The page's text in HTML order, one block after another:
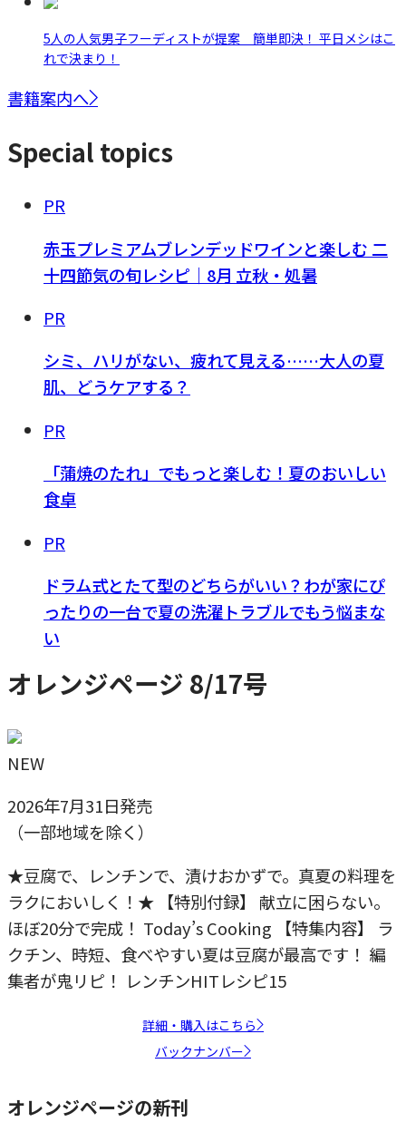
5人の人気男子フーディストが提案 簡単即決！ 平日メシはこ
れで決まり！
書籍案内へ
Special topics
PR
赤玉プレミアムブレンデッドワインと楽しむ 二
十四節気の旬レシピ｜8月 立秋・処暑
PR
シミ、ハリがない、疲れて見える……大人の夏
肌、どうケアする？
PR
「蒲焼のたれ」でもっと楽しむ！夏のおいしい
食卓
PR
ドラム式とたて型のどちらがいい？わが家にぴ
ったりの一台で夏の洗濯トラブルでもう悩まな
い
オレンジページ 8/17号
NEW
2026年7月31日発売
（一部地域を除く）
★豆腐で、レンチンで、漬けおかずで。真夏の料理を
ラクにおいしく！★ 【特別付録】 献立に困らない。
ほぼ20分で完成！ Today’s Cooking 【特集内容】 ラ
クチン、時短、食べやすい夏は豆腐が最高です！ 編
集者が鬼リピ！ レンチンHITレシピ15
詳細・購入はこちら
バックナンバー
オレンジページの新刊